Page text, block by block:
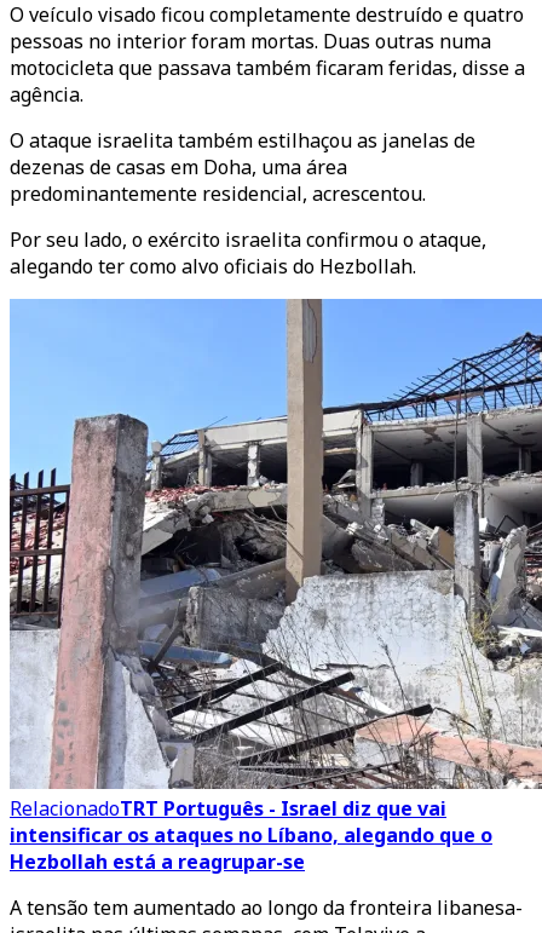
O veículo visado ficou completamente destruído e quatro
pessoas no interior foram mortas. Duas outras numa
motocicleta que passava também ficaram feridas, disse a
agência.
O ataque israelita também estilhaçou as janelas de
dezenas de casas em Doha, uma área
predominantemente residencial, acrescentou.
Por seu lado, o exército israelita confirmou o ataque,
alegando ter como alvo oficiais do Hezbollah.
RelacionadoTRT Português - Israel diz que vai
intensificar os ataques no Líbano, alegando que o
Hezbollah está a reagrupar-se
A tensão tem aumentado ao longo da fronteira libanesa-